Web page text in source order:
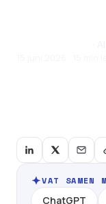
VAT SAMEN
ChatGPT